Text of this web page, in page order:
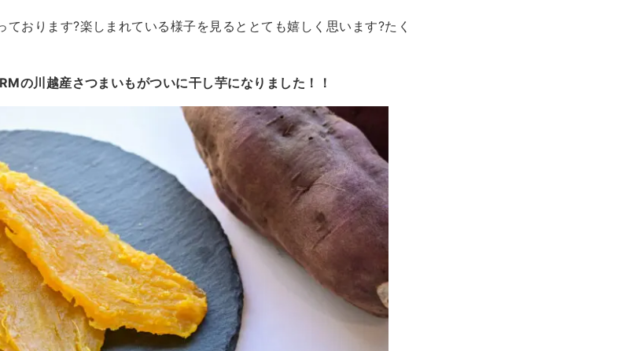
おります?楽しまれている様子を見るととても嬉しく思います?たく
の川越産さつまいもがついに干し芋になりました！！